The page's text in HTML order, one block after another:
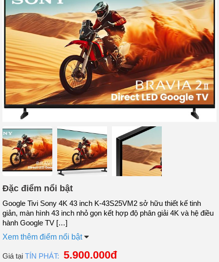
Đặc điểm nổi bật
Google Tivi Sony 4K 43 inch K-43S25VM2 sở hữu thiết kế tinh
giản, màn hình 43 inch nhỏ gọn kết hợp độ phân giải 4K và hệ điều
hành Google TV […]
Xem thêm điểm nổi bật
Giá tại TÍN PHÁT: 5.900.000đ